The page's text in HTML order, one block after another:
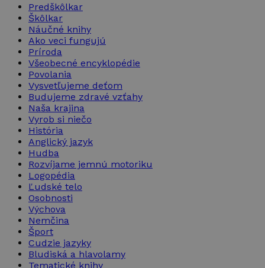
Predškôlkar
Škôlkar
Náučné knihy
Ako veci fungujú
Príroda
Všeobecné encyklopédie
Povolania
Vysvetľujeme deťom
Budujeme zdravé vzťahy
Naša krajina
Vyrob si niečo
História
Anglický jazyk
Hudba
Rozvíjame jemnú motoriku
Logopédia
Ľudské telo
Osobnosti
Výchova
Nemčina
Šport
Cudzie jazyky
Bludiská a hlavolamy
Tematické knihy